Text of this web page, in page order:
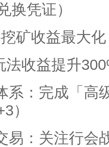
换凭证）
矿收益最大
法收益提升
系：完成「高
）
易：关注行会